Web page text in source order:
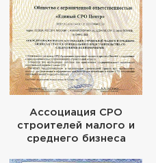
Ассоциация СРО
строителей малого и
среднего бизнеса